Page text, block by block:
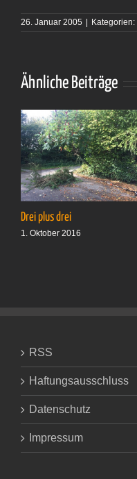
26. Januar 2005 | Kategorien:
Ähnliche Beiträge
Drei plus drei
1. Oktober 2016
RSS
Haftungsausschluss
Datenschutz
Impressum